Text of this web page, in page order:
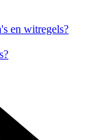
en witregels?